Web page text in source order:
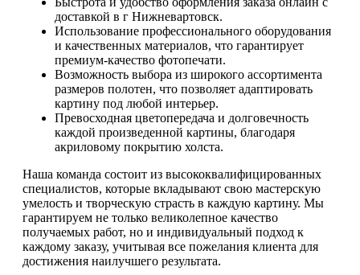
доставкой в г Нижневартовск.
Использование профессионального оборудования
и качественных материалов, что гарантирует
премиум-качество фотопечати.
Возможность выбора из широкого ассортимента
размеров полотен, что позволяет адаптировать
картину под любой интерьер.
Превосходная цветопередача и долговечность
каждой произведенной картины, благодаря
акриловому покрытию холста.
Наша команда состоит из высококвалифицированных
специалистов, которые вкладывают свою мастерскую
умелость и творческую страсть в каждую картину. Мы
гарантируем не только великолепное качество
получаемых работ, но и индивидуальный подход к
каждому заказу, учитывая все пожелания клиента для
достижения наилучшего результата.